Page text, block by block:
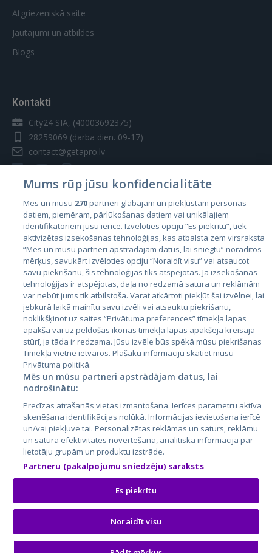
Atgriezeniskā saite
Jautājumi un atbildes
Blogs
Kontakti
City24 SIA, (40003692375)
28259069 (darba dien. 09-17)
contact@getapro.lv
Valstis
Igaunija
Latvija
Lietuva
City24.lv
City24.ee
GetaPro.lv
GetaPro.ee
Skelbiu.lt
Autoplius.lt
Aruodas.lt
Kainos.lt
Paslaugos.lt
auto24.ee
KV.ee
Osta.ee
KuldneBörs.ee
Mums rūp jūsu konfidencialitāte
Mēs un mūsu 270partneri glabājam un piekļūstam personas
datiem, piemēram, pārlūkošanas datiem vai unikālajiem
identifikatoriem jūsu ierīcē. Izvēloties opciju “Es piekrītu”, tiek
aktivizētas izsekošanas tehnoloģijas, kas atbalsta zem virsraksta
“Mēs un mūsu partneri apstrādājam datus, lai sniegtu” norādītos
mērķus, savukārt izvēloties opciju “Noraidīt visu” vai atsaucot
savu piekrišanu, šīs tehnoloģijas tiks atspējotas. Ja izsekošanas
tehnoloģijas ir atspējotas, daļa no redzamā satura un reklāmām
var nebūt jums tik atbilstoša. Varat atkārtoti piekļūt šai izvēlnei, lai
jebkurā laikā mainītu savu izvēli vai atsauktu piekrišanu,
noklikšķinot uz saites “Privātuma preferences” tīmekļa lapas
apakšā vai uz peldošās ikonas tīmekļa lapas apakšējā kreisajā
stūrī, ja tāda ir redzama. Jūsu izvēle būs spēkā mūsu piekrišanas
Tīmekļa vietne ietvaros. Plašāku informāciju skatiet mūsu
Privātuma politikā.
Mēs un mūsu partneri apstrādājam datus, lai
nodrošinātu:
Precīzas atrašanās vietas izmantošana. Ierīces parametru aktīva
skenēšana identifikācijas nolūkā. Informācijas ievietošana ierīcē
un/vai piekļuve tai. Personalizētas reklāmas un saturs, reklāmu
un satura efektivitātes novērtēšana, analītiskā informācija par
lietotāju grupām un produktu izstrāde.
Partneru (pakalpojumu sniedzēju) saraksts
Es piekrītu
Noraidīt visu